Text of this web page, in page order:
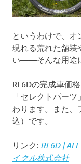
というわけで、オ
現れる荒れた舗装
い——そんな用途
RL6Dの完成車価
「セレクトパー
わります。また、
込）です。
リンク: RL6D |
イクル株式会社